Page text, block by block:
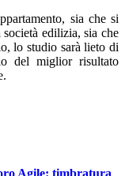
sia che si
edilizia, sia che
lo studio sarà lieto di
del miglior risultato